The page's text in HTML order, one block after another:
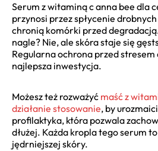
Serum z witaminą c anna bee dla
przynosi przez spłycenie
chronią komórki przed
nagle? Nie, ale skóra staje się
Regularna ochrona przed
najlepsza inwestycja.
Możesz też rozważyć maść z
działanie stosowanie, by
profilaktyka, która pozwala
dłużej. Każda kropla tego serum
jędrniejszej skóry.